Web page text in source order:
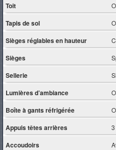
Toit
Tapis de sol
Sièges réglables en hauteur
Sièges
Sellerie
Lumières d’ambiance
Boîte à gants réfrigérée
Appuis têtes arrières 3
Accoudoirs